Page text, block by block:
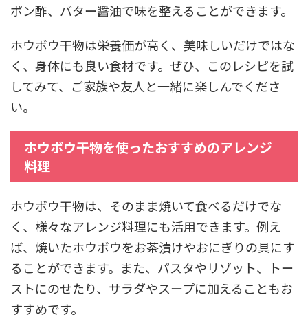
ポン酢、バター醤油で味を整えることができます。
ホウボウ干物は栄養価が高く、美味しいだけではな
く、身体にも良い食材です。ぜひ、このレシピを試
してみて、ご家族や友人と一緒に楽しんでくださ
い。
ホウボウ干物を使ったおすすめのアレンジ
料理
ホウボウ干物は、そのまま焼いて食べるだけでな
く、様々なアレンジ料理にも活用できます。例え
ば、焼いたホウボウをお茶漬けやおにぎりの具にす
ることができます。また、パスタやリゾット、トー
ストにのせたり、サラダやスープに加えることもお
すすめです。